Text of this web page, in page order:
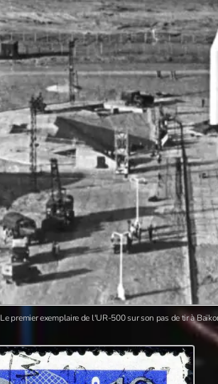
Le premier exemplaire de l'UR-500 sur son pas de tir à